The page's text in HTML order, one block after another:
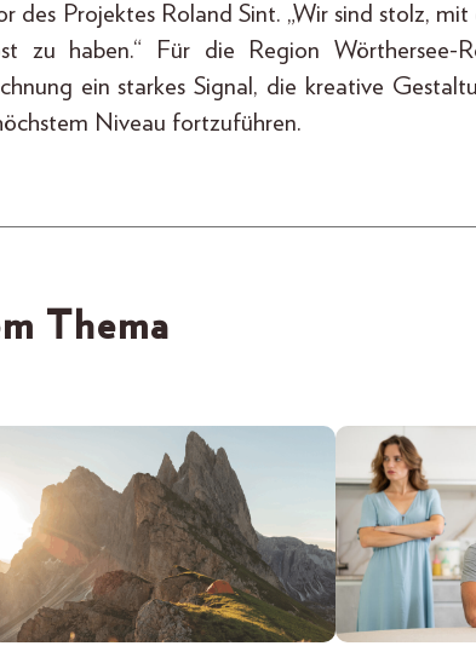
Projektes Roland Sint. „Wir sind stolz, mit
zu haben.“ Für die Region Wörthersee-
ein starkes Signal, die kreative
Niveau fortzuführen.
Thema